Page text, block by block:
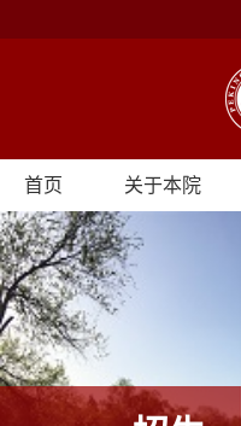
首页 关于本院